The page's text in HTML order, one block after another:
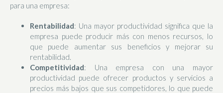
para una empresa:
Rentabilidad: Una mayor productividad significa que la
empresa puede producir más con menos recursos, lo
que puede aumentar sus beneficios y mejorar su
rentabilidad.
Competitividad: Una empresa con una mayor
productividad puede ofrecer productos y servicios a
precios más bajos que sus competidores, lo que puede